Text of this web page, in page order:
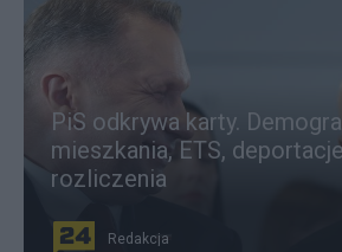
PiS odkrywa karty.
mieszkania, ETS,
rozliczenia
Redakcja